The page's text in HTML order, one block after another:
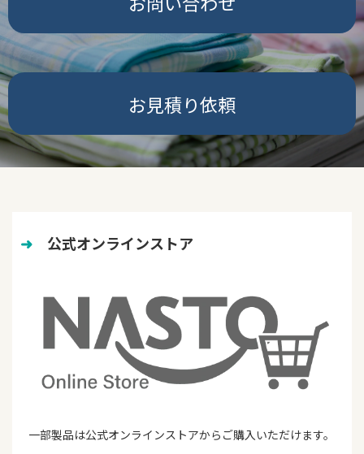
お見積り依頼
➜ 公式オンラインストア
一部製品は公式オンラインストアからご購入いただけます。